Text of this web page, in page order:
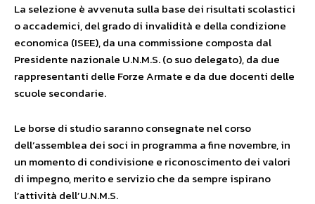
La selezione è avvenuta sulla base dei risultati scolastici
o accademici, del grado di invalidità e della condizione
economica (ISEE), da una commissione composta dal
Presidente nazionale U.N.M.S. (o suo delegato), da due
rappresentanti delle Forze Armate e da due docenti delle
scuole secondarie.
Le borse di studio saranno consegnate nel corso
dell’assemblea dei soci in programma a fine novembre, in
un momento di condivisione e riconoscimento dei valori
di impegno, merito e servizio che da sempre ispirano
l’attività dell’U.N.M.S.